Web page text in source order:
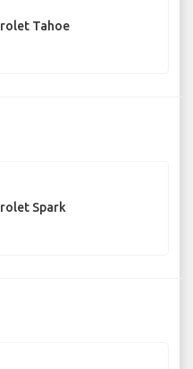
Tahoe
Spark